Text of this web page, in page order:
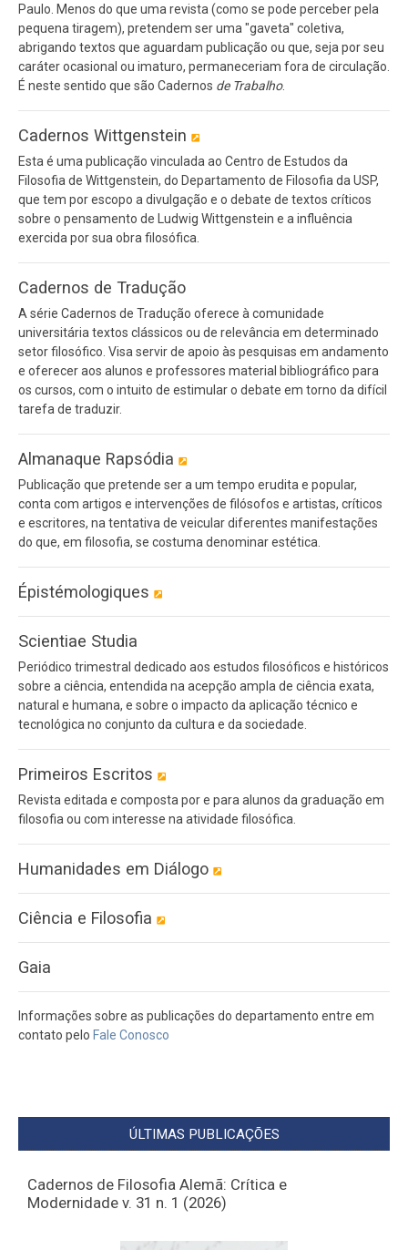
Paulo. Menos do que uma revista (como se pode perceber pela
pequena tiragem), pretendem ser uma "gaveta" coletiva,
abrigando textos que aguardam publicação ou que, seja por seu
caráter ocasional ou imaturo, permaneceriam fora de circulação.
É neste sentido que são Cadernos de Trabalho.
Cadernos Wittgenstein
Esta é uma publicação vinculada ao Centro de Estudos da
Filosofia de Wittgenstein, do Departamento de Filosofia da USP,
que tem por escopo a divulgação e o debate de textos críticos
sobre o pensamento de Ludwig Wittgenstein e a influência
exercida por sua obra filosófica.
Cadernos de Tradução
A série Cadernos de Tradução oferece à comunidade
universitária textos clássicos ou de relevância em determinado
setor filosófico. Visa servir de apoio às pesquisas em andamento
e oferecer aos alunos e professores material bibliográfico para
os cursos, com o intuito de estimular o debate em torno da difícil
tarefa de traduzir.
Almanaque Rapsódia
Publicação que pretende ser a um tempo erudita e popular,
conta com artigos e intervenções de filósofos e artistas, críticos
e escritores, na tentativa de veicular diferentes manifestações
do que, em filosofia, se costuma denominar estética.
Épistémologiques
Scientiae Studia
Periódico trimestral dedicado aos estudos filosóficos e históricos
sobre a ciência, entendida na acepção ampla de ciência exata,
natural e humana, e sobre o impacto da aplicação técnico e
tecnológica no conjunto da cultura e da sociedade.
Primeiros Escritos
Revista editada e composta por e para alunos da graduação em
filosofia ou com interesse na atividade filosófica.
Humanidades em Diálogo
Ciência e Filosofia
Gaia
Informações sobre as publicações do departamento entre em
contato pelo Fale Conosco
ÚLTIMAS PUBLICAÇÕES
Cadernos de Filosofia Alemã: Crítica e
Modernidade v. 31 n. 1 (2026)